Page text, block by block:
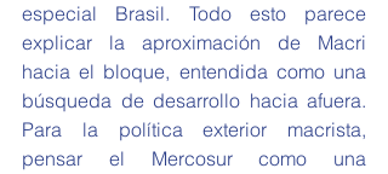
especial Brasil. Todo esto parece
explicar la aproximación de Macri
hacia el bloque, entendida como una
búsqueda de desarrollo hacia afuera.
Para la política exterior macrista,
pensar el Mercosur como una